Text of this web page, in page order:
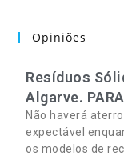
Opiniões
Resíduos
Algarve.
Não haverá
expectável
os modelos de